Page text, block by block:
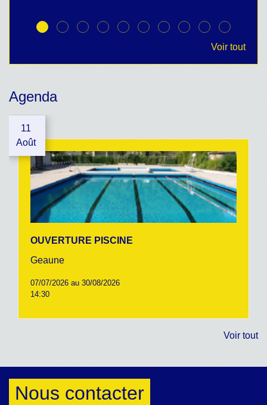
Voir tout
Agenda
11
Août
OUVERTURE PISCINE
Geaune
07/07/2026 au 30/08/2026
14:30
Voir tout
Nous contacter